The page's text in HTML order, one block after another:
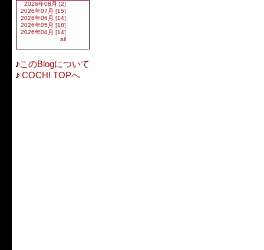
2026年08月 [2]
2026年07月 [15]
2026年06月 [14]
2026年05月 [18]
2026年04月 [14]
all
このBlogについて
COCHI TOPへ